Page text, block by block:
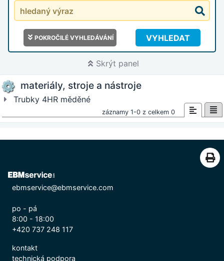
POKROČILÉ VYHLEDÁVÁNÍ VYHLEDAT
Skrýt panel
materiály, stroje a nástroje
Trubky 4HR měděné
záznamy 1-0 z celkem 0
ebmservice@ebmservice.com
po - pá
8:00 - 18:00
+420 737 248 117
kontakt
technická podpora